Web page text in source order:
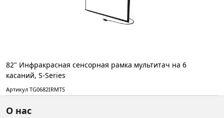
82" Инфракрасная сенсорная рамка мультитач на 6
касаний, S-Series
Артикул TG0682IRMTS
О нас